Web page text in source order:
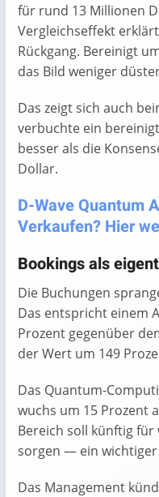
für rund 13 Millionen
Vergleichseffekt
Rückgang. Bereinigt
das Bild weniger
Das zeigt sich auch
verbuchte ein
besser als die
Dollar.
D-Wave Quantum
Verkaufen? Hier
Bookings als
Die Buchungen
Das entspricht einem
Prozent gegenüber
der Wert um 149
Das Quantum-
wuchs um 15 Prozent
Bereich soll künftig
sorgen — ein wichtiger
Das Management